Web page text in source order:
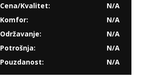
Cena/Kvalitet:
N/A
Komfor:
N/A
Održavanje:
N/A
Potrošnja:
N/A
Pouzdanost:
N/A